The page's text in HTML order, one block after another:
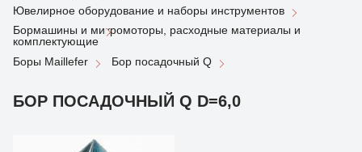
Ювелирное оборудование и наборы инструментов
Бормашины и микромоторы, расходные материалы и
комплектующие
Боры Maillefer
Бор посадочный Q
БОР ПОСАДОЧНЫЙ Q D=6,0